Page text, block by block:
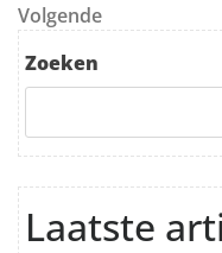
Volgend bericht
Volgende
Zoeken
Laatste